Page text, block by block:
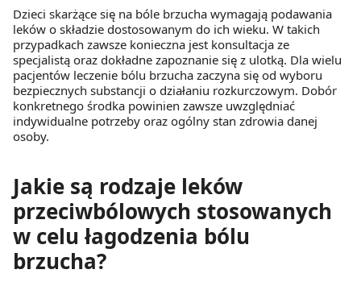
Dzieci skarżące się na bóle brzucha wymagają podawania
leków o składzie dostosowanym do ich wieku. W takich
przypadkach zawsze konieczna jest konsultacja ze
specjalistą oraz dokładne zapoznanie się z ulotką. Dla wielu
pacjentów leczenie bólu brzucha zaczyna się od wyboru
bezpiecznych substancji o działaniu rozkurczowym. Dobór
konkretnego środka powinien zawsze uwzględniać
indywidualne potrzeby oraz ogólny stan zdrowia danej
osoby.
Jakie są rodzaje leków
przeciwbólowych stosowanych
w celu łagodzenia bólu
brzucha?